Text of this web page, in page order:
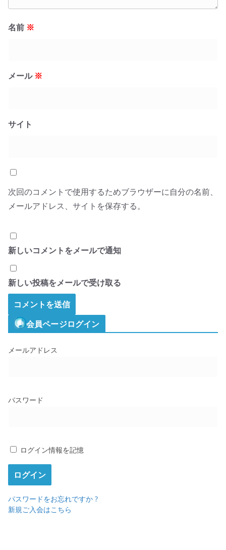
名前 ※
メール ※
サイト
次回のコメントで使用するためブラウザーに自分の名前、
メールアドレス、サイトを保存する。
新しいコメントをメールで通知
新しい投稿をメールで受け取る
会員ページログイン
メールアドレス
パスワード
ログイン情報を記憶
パスワードをお忘れですか ?
新規ご入会はこちら